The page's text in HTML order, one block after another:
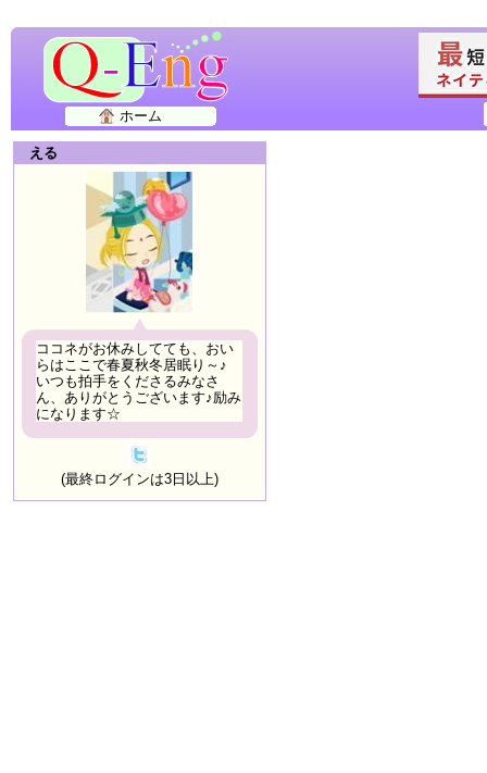
ホーム
える
ココネがお休みしてても、おい
らはここで春夏秋冬居眠り～♪
いつも拍手をくださるみなさ
ん、ありがとうございます♪励み
になります☆
(最終ログインは3日以上)